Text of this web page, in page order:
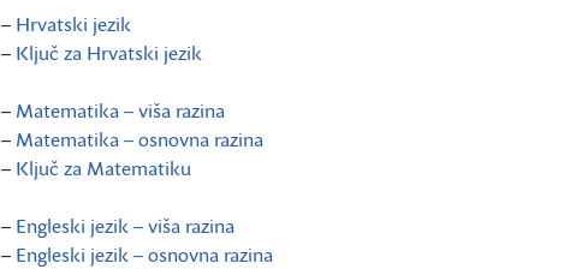
– Hrvatski jezik
– Ključ za Hrvatski jezik
– Matematika – viša razina
– Matematika – osnovna razina
– Ključ za Matematiku
– Engleski jezik – viša razina
– Engleski jezik – osnovna razina